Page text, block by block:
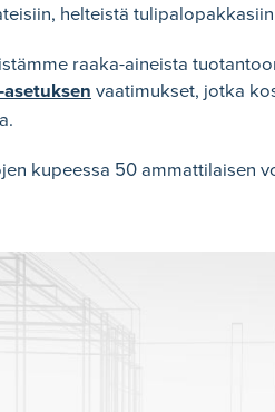
helteistä
raaka-aineista
asetuksen vaatimukset, jotka
kupeessa 50 ammattilaisen